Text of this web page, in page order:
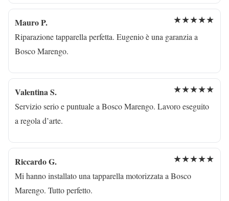
Mauro P. ★★★★★
Riparazione tapparella perfetta. Eugenio è una garanzia a
Bosco Marengo.
Valentina S. ★★★★★
Servizio serio e puntuale a Bosco Marengo. Lavoro eseguito
a regola d’arte.
Riccardo G. ★★★★★
Mi hanno installato una tapparella motorizzata a Bosco
Marengo. Tutto perfetto.